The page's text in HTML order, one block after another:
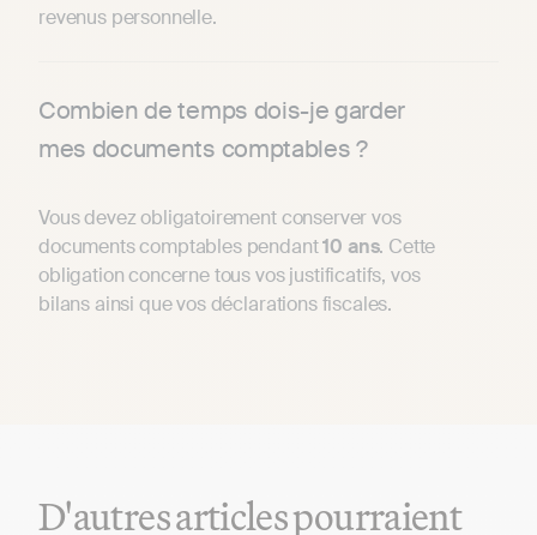
revenus personnelle.
Combien de temps dois-je garder
mes documents comptables ?
Vous devez obligatoirement conserver vos
documents comptables pendant10 ans. Cette
obligation concerne tous vos justificatifs, vos
bilans ainsi que vos déclarations fiscales.
D'autres articles pourraient